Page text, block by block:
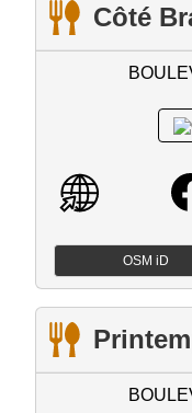
Côté
OSM iD